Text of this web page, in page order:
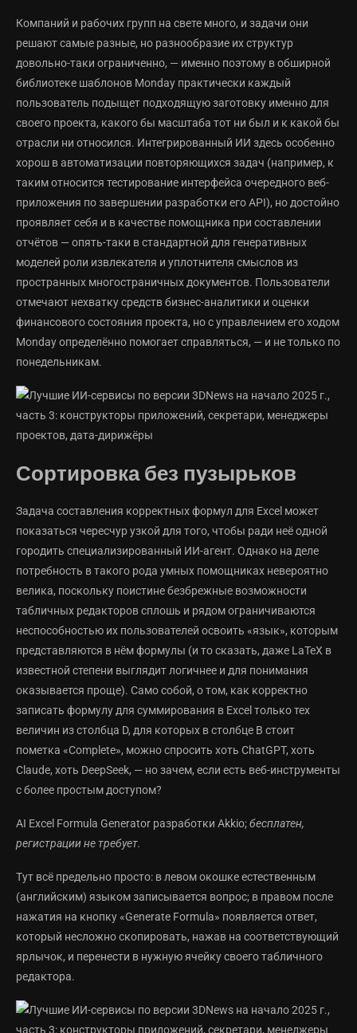
Компаний и рабочих групп на свете много, и задачи они
решают самые разные, но разнообразие их структур
довольно-таки ограниченно, — именно поэтому в обширной
библиотеке шаблонов Monday практически каждый
пользователь подыщет подходящую заготовку именно для
своего проекта, какого бы масштаба тот ни был и к какой бы
отрасли ни относился. Интегрированный ИИ здесь особенно
хорош в автоматизации повторяющихся задач (например, к
таким относится тестирование интерфейса очередного веб-
приложения по завершении разработки его API), но достойно
проявляет себя и в качестве помощника при составлении
отчётов — опять-таки в стандартной для генеративных
моделей роли извлекателя и уплотнителя смыслов из
пространных многостраничных документов. Пользователи
отмечают нехватку средств бизнес-аналитики и оценки
финансового состояния проекта, но с управлением его ходом
Monday определённо помогает справляться, — и не только по
понедельникам.
Сортировка без пузырьков
Задача составления корректных формул для Excel может
показаться чересчур узкой для того, чтобы ради неё одной
городить специализированный ИИ-агент. Однако на деле
потребность в такого рода умных помощниках невероятно
велика, поскольку поистине безбрежные возможности
табличных редакторов сплошь и рядом ограничиваются
неспособностью их пользователей освоить «язык», которым
представляются в нём формулы (и то сказать, даже LaTeX в
известной степени выглядит логичнее и для понимания
оказывается проще). Само собой, о том, как корректно
записать формулу для суммирования в Excel только тех
величин из столбца D, для которых в столбце B стоит
пометка «Complete», можно спросить хоть ChatGPT, хоть
Claude, хоть DeepSeek, — но зачем, если есть веб-инструменты
с более простым доступом?
AI Excel Formula Generator разработки Akkio;бесплатен,
регистрации не требует.
Тут всё предельно просто: в левом окошке естественным
(английским) языком записывается вопрос; в правом после
нажатия на кнопку «Generate Formula» появляется ответ,
который несложно скопировать, нажав на соответствующий
ярлычок, и перенести в нужную ячейку своего табличного
редактора.